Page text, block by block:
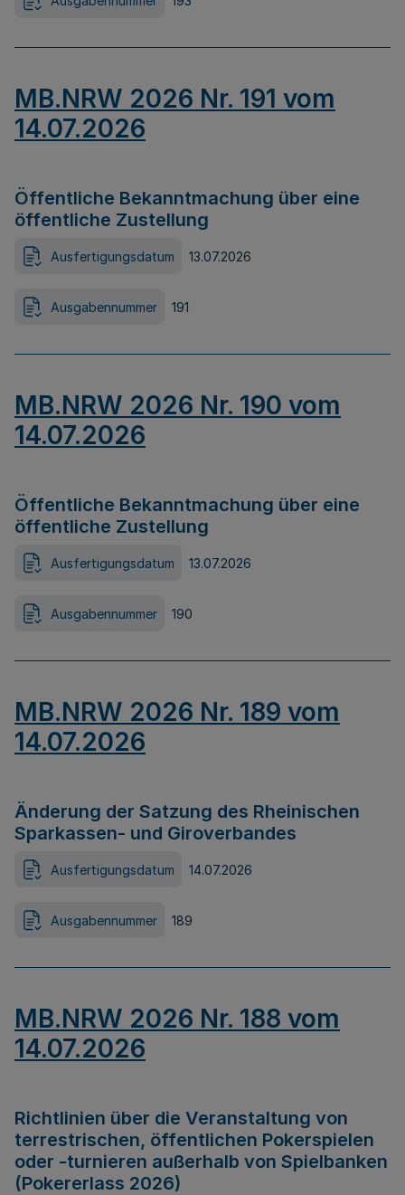
MB.NRW 2026 Nr. 191 vom
14.07.2026
Öffentliche Bekanntmachung über eine
öffentliche Zustellung
Ausfertigungsdatum 13.07.2026
Ausgabennummer 191
MB.NRW 2026 Nr. 190 vom
14.07.2026
Öffentliche Bekanntmachung über eine
öffentliche Zustellung
Ausfertigungsdatum 13.07.2026
Ausgabennummer 190
MB.NRW 2026 Nr. 189 vom
14.07.2026
Änderung der Satzung des Rheinischen
Sparkassen- und Giroverbandes
Ausfertigungsdatum 14.07.2026
Ausgabennummer 189
MB.NRW 2026 Nr. 188 vom
14.07.2026
Richtlinien über die Veranstaltung von
terrestrischen, öffentlichen Pokerspielen
oder -turnieren außerhalb von Spielbanken
(Pokererlass 2026)